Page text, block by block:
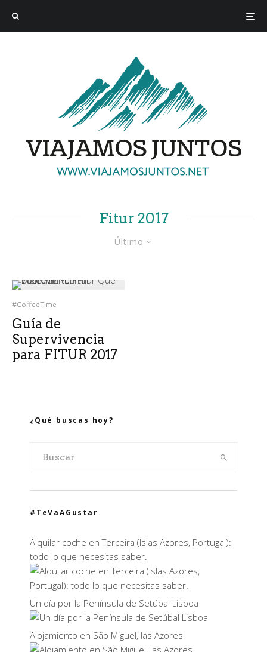
Fitur 2017
Último
#CoffeeTime
Guía de
Supervivencia
para FITUR 2017
¿Qué buscas hoy?
#TeVaAGustar
Alquilar coche en Terceira (Islas Azores, Portugal):
todo lo que necesitas saber.
Un día por la Península de Setúbal Lisboa
Alojamiento en São Miguel, las Azores